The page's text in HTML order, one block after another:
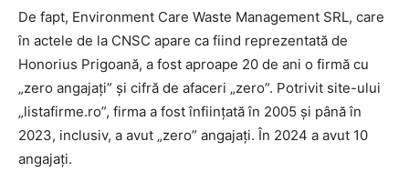
De fapt, Environment Care Waste Management SRL, care
în actele de la CNSC apare ca fiind reprezentată de
Honorius Prigoană, a fost aproape 20 de ani o firmă cu
„zero angajați” și cifră de afaceri „zero”. Potrivit site-ului
„listafirme.ro”, firma a fost înființată în 2005 și până în
2023, inclusiv, a avut „zero” angajați. În 2024 a avut 10
angajați.